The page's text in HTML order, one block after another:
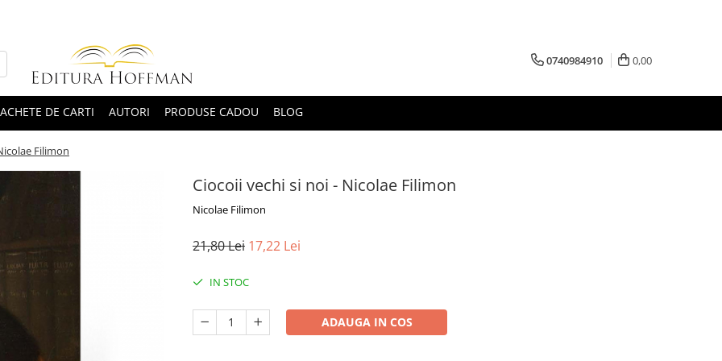
0740984910 0,00
DE CARTI AUTORI PRODUSE CADOU BLOG
Filimon
Ciocoii vechi si noi - Nicolae Filimon
Nicolae Filimon
21,80 Lei 17,22 Lei
IN STOC
ADAUGA IN COS